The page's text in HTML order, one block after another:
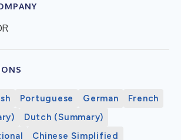
Portuguese German
French
Dutch (Summary)
Chinese Simplified